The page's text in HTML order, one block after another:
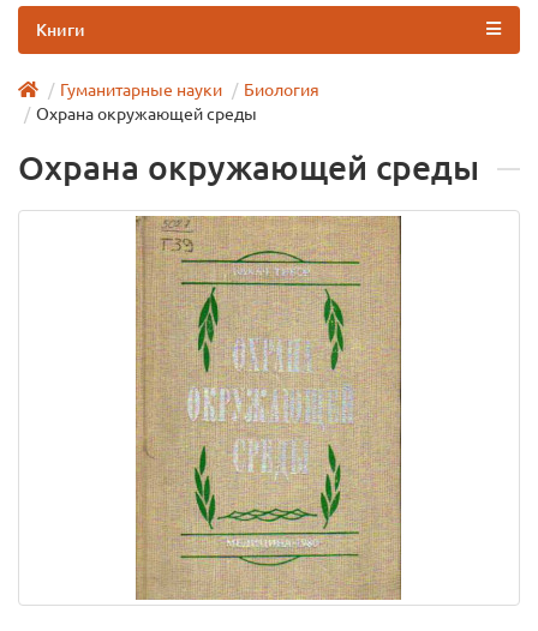
Книги
Гуманитарные науки
Биология
Охрана окружающей среды
Охрана окружающей среды